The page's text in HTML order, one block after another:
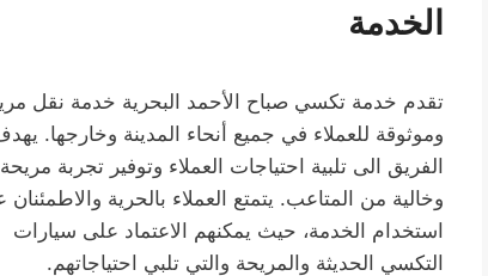
الخدمة
تقدم خدمة تكسي صباح الأحمد البحرية خدمة نقل
وموثوقة للعملاء في جميع أنحاء المدينة وخارجها.
الفريق الى تلبية احتياجات العملاء وتوفير تجربة مريحة
وخالية من المتاعب. يتمتع العملاء بالحرية والاطمئنان
استخدام الخدمة، حيث يمكنهم الاعتماد على سيارات
التكسي الحديثة والمريحة والتي تلبي احتياجاتهم.